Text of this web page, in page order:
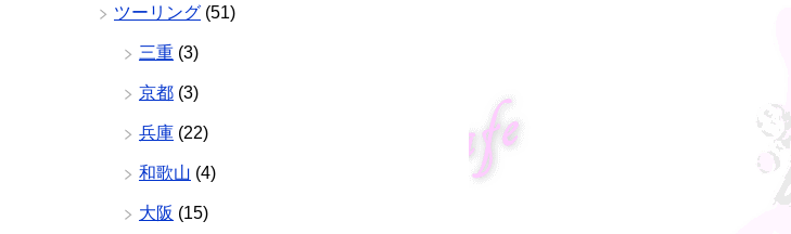
ツーリング (51)
三重 (3)
京都 (3)
兵庫 (22)
和歌山 (4)
大阪 (15)